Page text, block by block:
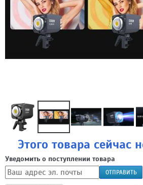
Этого товара сейчас
Уведомить о поступлении товара
ОТПРАВИТЬ